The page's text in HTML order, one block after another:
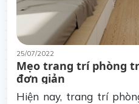
25/07/2022
Mẹo trang trí phòng
đơn giản
Hiện nay, trang trí